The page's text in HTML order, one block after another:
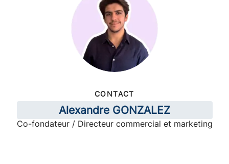
CONTACT
Alexandre GONZALEZ
Co-fondateur / Directeur commercial et marketing